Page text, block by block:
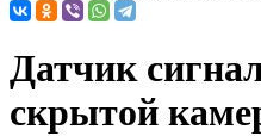
Датчик
скрытой